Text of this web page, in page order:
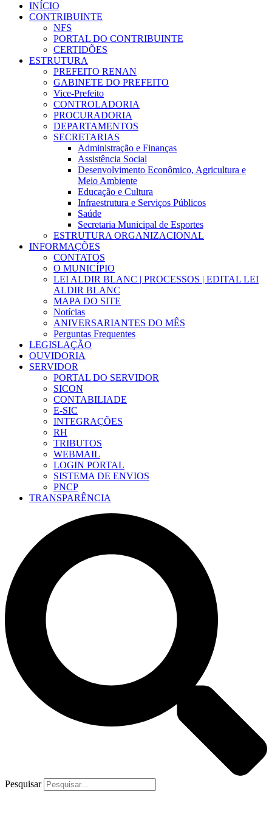
INÍCIO
CONTRIBUINTE
NFS
PORTAL DO CONTRIBUINTE
CERTIDÕES
ESTRUTURA
PREFEITO RENAN
GABINETE DO PREFEITO
Vice-Prefeito
CONTROLADORIA
PROCURADORIA
DEPARTAMENTOS
SECRETARIAS
Administração e Finanças
Assistência Social
Desenvolvimento Econômico, Agricultura e
Meio Ambiente
Educação e Cultura
Infraestrutura e Serviços Públicos
Saúde
Secretaria Municipal de Esportes
ESTRUTURA ORGANIZACIONAL
INFORMAÇÕES
CONTATOS
O MUNICÍPIO
LEI ALDIR BLANC | PROCESSOS | EDITAL LEI
ALDIR BLANC
MAPA DO SITE
Notícias
ANIVERSARIANTES DO MÊS
Perguntas Frequentes
LEGISLAÇÃO
OUVIDORIA
SERVIDOR
PORTAL DO SERVIDOR
SICON
CONTABILIADE
E-SIC
INTEGRAÇÕES
RH
TRIBUTOS
WEBMAIL
LOGIN PORTAL
SISTEMA DE ENVIOS
PNCP
TRANSPARÊNCIA
Pesquisar